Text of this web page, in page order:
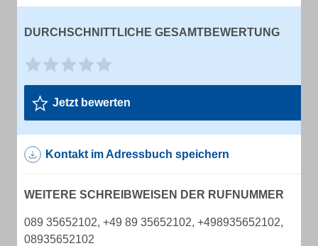
DURCHSCHNITTLICHE GESAMTBEWERTUNG
Jetzt bewerten
Kontakt im Adressbuch speichern
WEITERE SCHREIBWEISEN DER RUFNUMMER
089 35652102, +49 89 35652102, +498935652102,
08935652102